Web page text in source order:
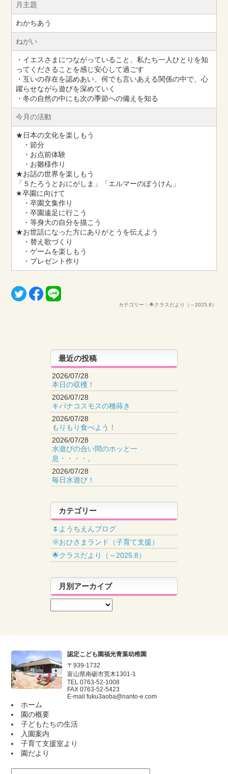
月主題
わかちあう
ねがい
・イエスさまにつながっていること、私たち一人ひとりを知
ってくださることを感じ安心して過ごす
・互いの存在を認めあい、何でも言いあえる関係の中で、心
躍らせながら遊びを深めていく
・冬の自然の中にも次の季節への備えを知る
今月の活動
★日本の文化を楽しもう
・節分
・お点前体験
・お雛様作り
★お話の世界を楽しもう
「５たろうとおにがしま」「エルマーのぼうけん」
★卒園に向けて
・卒園文集作り
・卒園遠足に行こう
・等身大の自分を描こう
★お世話になった方にありがとうを伝えよう
・替え歌づくり
・ゲームを楽しもう
・プレゼント作り
カテゴリー：🌟クラスだより（～2025.8）
最近の投稿
2026/07/28
本日の収穫！
2026/07/28
キバナコスモスの種蒔き
2026/07/28
もりもり食べよう！
2026/07/28
水遊びの合い間のホッと一
息・・・・。
2026/07/28
毎日水遊び！
カテゴリー
🌷ようちえんブログ
🌞おひさまランド（子育て支援）
🌟クラスだより（～2025.8）
月別アーカイブ
認定こども園福光青葉幼稚園
〒939-1732
富山県南砺市荒木1301-1
TEL 0763-52-1008
FAX 0763-52-5423
E-mail fuku3aoba@nanto-e.com
ホーム
園の概要
子どもたちの生活
入園案内
子育て支援室より
園だより